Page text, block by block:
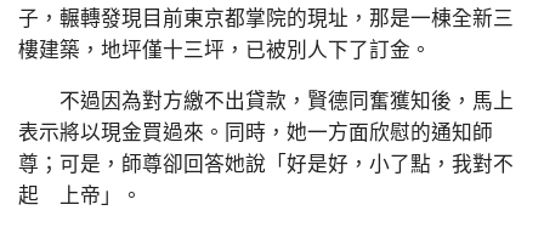
子，輾轉發現目前東京都掌院的現址，那是一棟全新三
樓建築，地坪僅十三坪，已被別人下了訂金。
不過因為對方繳不出貸款，賢德同奮獲知後，馬上
表示將以現金買過來。同時，她一方面欣慰的通知師
尊；可是，師尊卻回答她說「好是好，小了點，我對不
起 上帝」。